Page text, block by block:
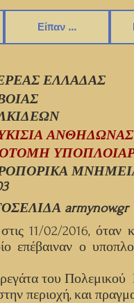
Είπαν ...
ΕΛΛΑΔΑΣ
armynow.gr
11/02/2016, όταν
επέβαιναν ο
του
περιοχή, και